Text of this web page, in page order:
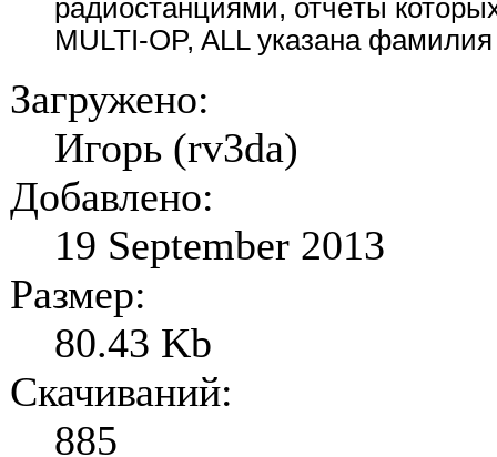
радиостанциями, отчёты
MULTI-OP, ALL указана фамилия
Загружено:
Игорь (rv3da)
Добавлено:
19 September 2013
Размер:
80.43 Kb
Скачиваний:
885